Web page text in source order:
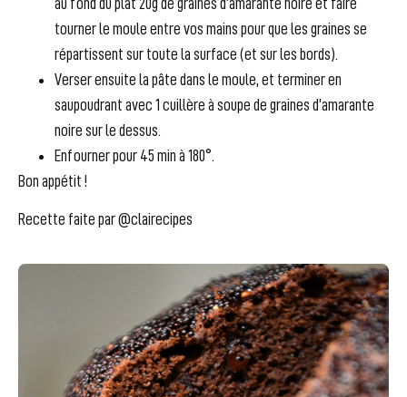
tourner le moule entre vos mains pour que les graines se
répartissent sur toute la surface (et sur les bords).
Verser ensuite la pâte dans le moule, et terminer en
saupoudrant avec 1 cuillère à soupe de graines d’amarante
noire sur le dessus.
Enfourner pour 45 min à 180°.
Bon appétit !
Recette faite par @clairecipes